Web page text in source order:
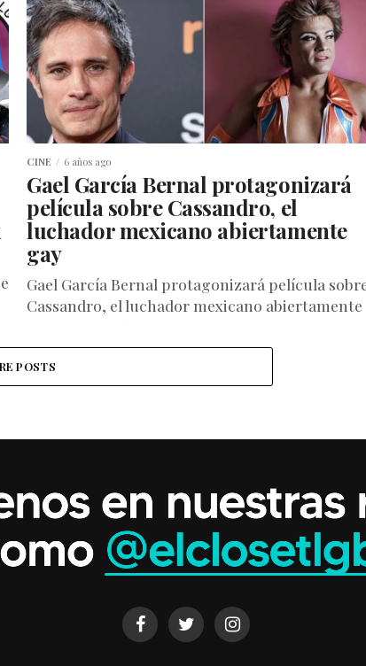
CINE 6 años ago
Gael García Bernal protagonizará
película sobre Cassandro, el
luchador mexicano abiertamente
gay
Gael García Bernal protagonizará película
Cassandro, el luchador mexicano abiertamente
medias de Cassandro, un largometraje...
POSTS